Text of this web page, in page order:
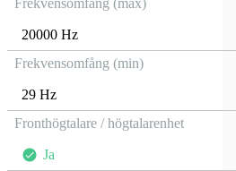
Frekvensomfång (max)
20000 Hz
Frekvensomfång (min)
29 Hz
Fronthögtalare / högtalarenhet
Ja